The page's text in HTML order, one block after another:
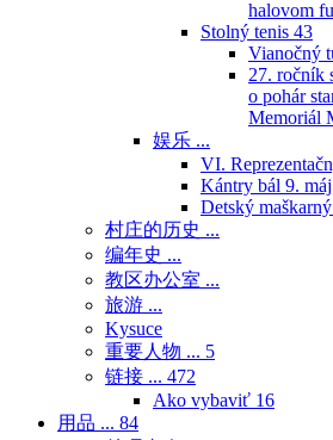
halovom
Stolný tenis 43
Vianočný
27. ročník
o pohár
Memoriál
娱乐 ...
VI.
Kántry bál 9.
Detský
村庄的历史 ...
编年史 ...
教区办公室 ...
旅游 ...
Kysuce
重要人物 ... 5
链接 ... 472
Ako vybaviť 16
用品 ... 84